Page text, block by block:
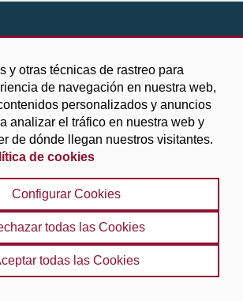
y otras técnicas de rastreo para
de navegación en nuestra web,
personalizados y anuncios
analizar el tráfico en nuestra web y
de dónde llegan nuestros visitantes.
de cookies
Configurar Cookies
todas las Cookies
todas las Cookies
Talavera,1 18014 (Granada)
Teléfono: 958 247 500
Correo: dipgra@dipgra.es
y subvenciones